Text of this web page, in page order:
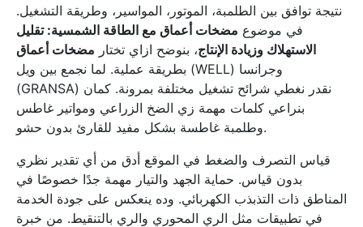
نتيجة توافق بين الطلمبة، الموتور، المواسير، وطريقة التشغيل.
في موضوع مضخات أعماق مع الطاقة الشمسية: تقليل
الاستهلاك وزيادة الإنتاج، بنوضح ازاي تختار مضخات أعماق
بطريقة عملية. لما نجمع بين ويل (WELL) وجرانسا
(GRANSA) نقدر نغطي شرائح تشغيل مختلفة بمرونة. كمان
بنراعي كلمات مهمة زي الضخ الزراعي ومواتير غاطس
وطلمبة غاطسة بشكل مفيد للقارئ بدون حشو.
قياس التصرف والضغط في الموقع أدق من أي تقدير نظري
بدون قياس. حماية الجهد والتيار مهمة جدًا خصوصًا في
المناطق ذات التذبذب الكهربائي. وده ينعكس على جودة الخدمة
في تطبيقات مثل الري المحوري والري بالتنقيط. من خبرة